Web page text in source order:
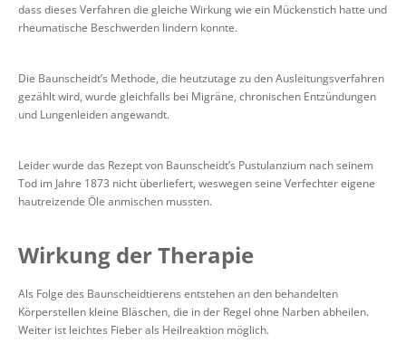
dass dieses Verfahren die gleiche Wirkung wie ein Mückenstich hatte und
rheumatische Beschwerden lindern konnte.
Die Baunscheidt’s Methode, die heutzutage zu den Ausleitungsverfahren
gezählt wird, wurde gleichfalls bei Migräne, chronischen Entzündungen
und Lungenleiden angewandt.
Leider wurde das Rezept von Baunscheidt’s Pustulanzium nach seinem
Tod im Jahre 1873 nicht überliefert, weswegen seine Verfechter eigene
hautreizende Öle anmischen mussten.
Wirkung der Therapie
Als Folge des Baunscheidtierens entstehen an den behandelten
Körperstellen kleine Bläschen, die in der Regel ohne Narben abheilen.
Weiter ist leichtes Fieber als Heilreaktion möglich.